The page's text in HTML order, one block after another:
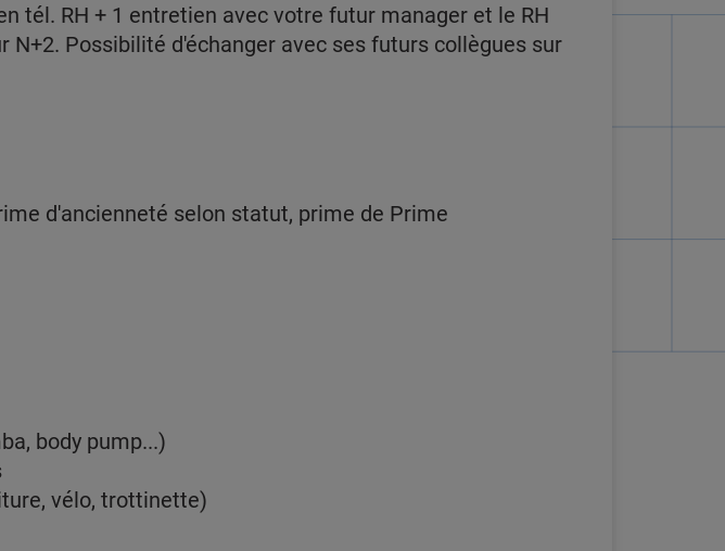
tél. RH + 1 entretien avec votre futur manager et le RH
Possibilité d'échanger avec ses futurs collègues sur
d'ancienneté selon statut, prime de Prime
body pump...)
vélo, trottinette)